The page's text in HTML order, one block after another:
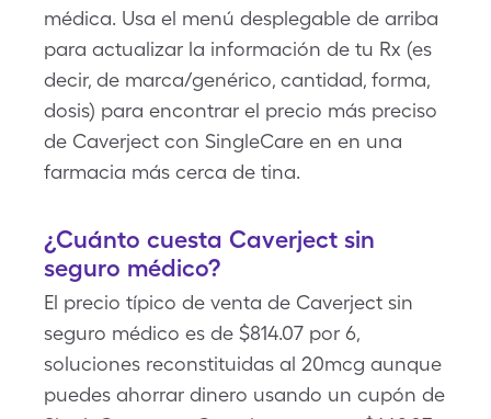
médica. Usa el menú desplegable de arriba
para actualizar la información de tu Rx (es
decir, de marca/genérico, cantidad, forma,
dosis) para encontrar el precio más preciso
de Caverject con SingleCare en en una
farmacia más cerca de tina.
¿Cuánto cuesta Caverject sin
seguro médico?
El precio típico de venta de Caverject sin
seguro médico es de $814.07 por 6,
soluciones reconstituidas al 20mcg aunque
puedes ahorrar dinero usando un cupón de